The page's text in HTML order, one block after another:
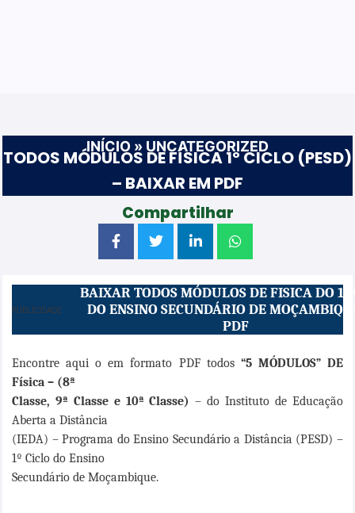
INÍCIO » UNCATEGORIZED
TODOS MÓDULOS DE FÍSICA 1º CICLO (PESD)
– BAIXAR EM PDF
Compartilhar
PUBLICIDADE
BAIXAR TODOS MÓDULOS DE FISICA DO 1º
DO ENSINO SECUNDÁRIO DE
PDF
Encontre aqui o em formato PDF todos “5 MÓDULOS” DE
Física – (8ª
Classe, 9ª Classe e 10ª Classe) – do Instituto de Educação
Aberta a Distância
(IEDA) – Programa do Ensino Secundário a Distância (PESD) –
1º Ciclo do Ensino
Secundário de Moçambique.